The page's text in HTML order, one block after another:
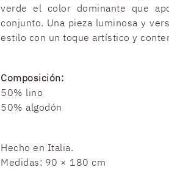
verde el color dominante que
conjunto. Una pieza luminosa y
estilo con un toque artístico y
Composición:
50% lino
50% algodón
Hecho en Italia.
Medidas: 90 × 180 cm